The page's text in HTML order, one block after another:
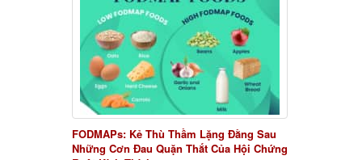
FODMAPs: Kẻ Thù Thầm Lặng Đằng Sau
Những Cơn Đau Quặn Thắt Của Hội Chứng